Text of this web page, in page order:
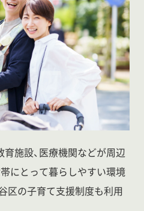
施設、医療機関などが周辺
にとって暮らしやすい環境
区の子育て支援制度も利用